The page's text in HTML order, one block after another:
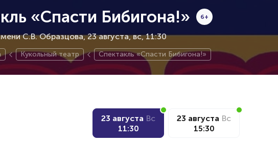
«Спасти Бибигона!»
С.В. Образцова, 23 августа
6+
вс, 11:30
Кукольный театр Спектакль «Спасти Бибигона!»
23 августа Вс
11:30
23 августа Вс
15:30